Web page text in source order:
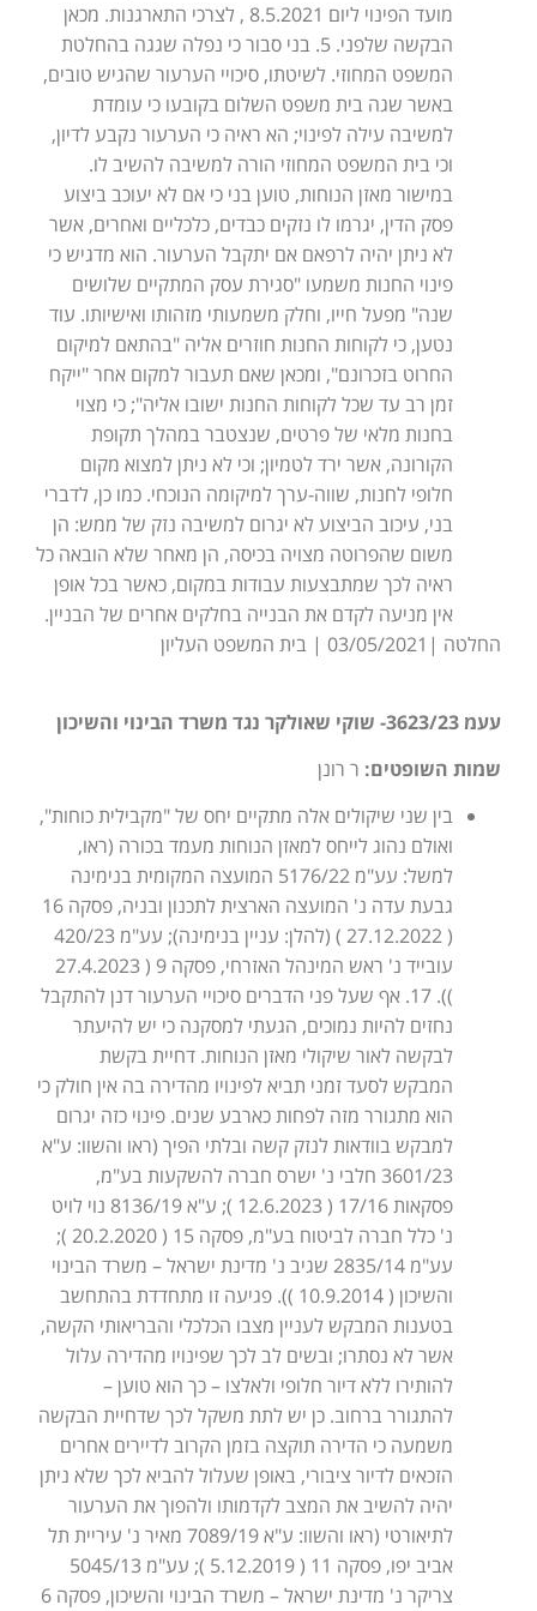
מועד הפינוי ליום 8.5.2021 , לצרכי התארגנות. מכאן
הבקשה שלפני. 5. בני סבור כי נפלה שגגה בהחלטת
המשפט המחוזי. לשיטתו, סיכויי הערעור שהגיש טובים,
באשר שגה בית משפט השלום בקובעו כי עומדת
למשיבה עילה לפינוי; הא ראיה כי הערעור נקבע לדיון,
וכי בית המשפט המחוזי הורה למשיבה להשיב לו.
במישור מאזן הנוחות, טוען בני כי אם לא יעוכב ביצוע
פסק הדין, יגרמו לו נזקים כבדים, כלכליים ואחרים, אשר
לא ניתן יהיה לרפאם אם יתקבל הערעור. הוא מדגיש כי
פינוי החנות משמעו "סגירת עסק המתקיים שלושים
שנה" מפעל חייו, וחלק משמעותי מזהותו ואישיותו. עוד
נטען, כי לקוחות החנות חוזרים אליה "בהתאם למיקום
החרוט בזכרונם", ומכאן שאם תעבור למקום אחר "ייקח
זמן רב עד שכל לקוחות החנות ישובו אליה"; כי מצוי
בחנות מלאי של פרטים, שנצטבר במהלך תקופת
הקורונה, אשר ירד לטמיון; וכי לא ניתן למצוא מקום
חלופי לחנות, שווה-ערך למיקומה הנוכחי. כמו כן, לדברי
בני, עיכוב הביצוע לא יגרום למשיבה נזק של ממש: הן
משום שהפרוטה מצויה בכיסה, הן מאחר שלא הובאה כל
ראיה לכך שמתבצעות עבודות במקום, כאשר בכל אופן
אין מניעה לקדם את הבנייה בחלקים אחרים של הבניין.
החלטה |03/05/2021 | בית המשפט העליון
עעמ 3623/23- שוקי שאולקר נגד משרד הבינוי והשיכון
שמות השופטים: ר רונן
בין שני שיקולים אלה מתקיים יחס של "מקבילית כוחות",
ואולם נהוג לייחס למאזן הנוחות מעמד בכורה (ראו,
למשל: עע"מ 5176/22 המועצה המקומית בנימינה
גבעת עדה נ' המועצה הארצית לתכנון ובניה, פסקה 16
( 27.12.2022 ) (להלן: עניין בנימינה); עע"מ 420/23
עובייד נ' ראש המינהל האזרחי, פסקה 9 ( 27.4.2023
)). 17. אף שעל פני הדברים סיכויי הערעור דנן להתקבל
נחזים להיות נמוכים, הגעתי למסקנה כי יש להיעתר
לבקשה לאור שיקולי מאזן הנוחות. דחיית בקשת
המבקש לסעד זמני תביא לפינויו מהדירה בה אין חולק כי
הוא מתגורר מזה לפחות כארבע שנים. פינוי כזה יגרום
למבקש בוודאות לנזק קשה ובלתי הפיך (ראו והשוו: ע"א
3601/23 חלבי נ' ישרס חברה להשקעות בע"מ,
פסקאות 17/16 ( 12.6.2023 ); ע"א 8136/19 נוי לויט
נ' כלל חברה לביטוח בע"מ, פסקה 15 ( 20.2.2020 );
עע"מ 2835/14 שגיב נ' מדינת ישראל – משרד הבינוי
והשיכון ( 10.9.2014 )). פגיעה זו מתחדדת בהתחשב
בטענות המבקש לעניין מצבו הכלכלי והבריאותי הקשה,
אשר לא נסתרו; ובשים לב לכך שפינויו מהדירה עלול
להותירו ללא דיור חלופי ולאלצו – כך הוא טוען –
להתגורר ברחוב. כן יש לתת משקל לכך שדחיית הבקשה
משמעה כי הדירה תוקצה בזמן הקרוב לדיירים אחרים
הזכאים לדיור ציבורי, באופן שעלול להביא לכך שלא ניתן
יהיה להשיב את המצב לקדמותו ולהפוך את הערעור
לתיאורטי (ראו והשוו: ע"א 7089/19 מאיר נ' עיריית תל
אביב יפו, פסקה 11 ( 5.12.2019 ); עע"מ 5045/13
צריקר נ' מדינת ישראל – משרד הבינוי והשיכון, פסקה 6